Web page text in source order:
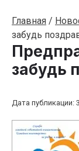
Главная /
забудь
забудь
Дата публикации: